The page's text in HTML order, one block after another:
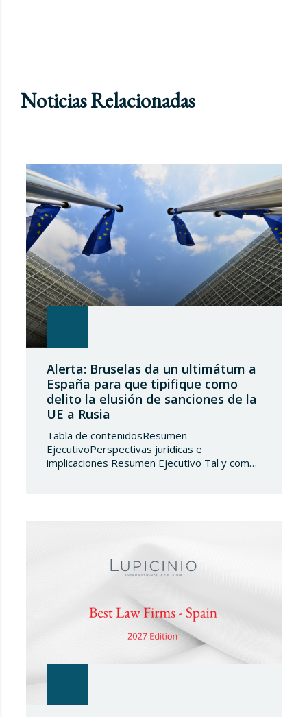
Noticias Relacionadas
Alerta: Bruselas da un ultimátum a
España para que tipifique como
delito la elusión de sanciones de la
UE a Rusia
Tabla de contenidosResumen
EjecutivoPerspectivas jurídicas e
implicaciones Resumen Ejecutivo Tal y como
transposición de la…